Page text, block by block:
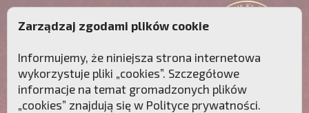
Zarządzaj zgodami plików cookie
Informujemy, że niniejsza strona internetowa
wykorzystuje pliki „cookies”. Szczegółowe
informacje na temat gromadzonych plików
„cookies” znajdują się w Polityce prywatności.